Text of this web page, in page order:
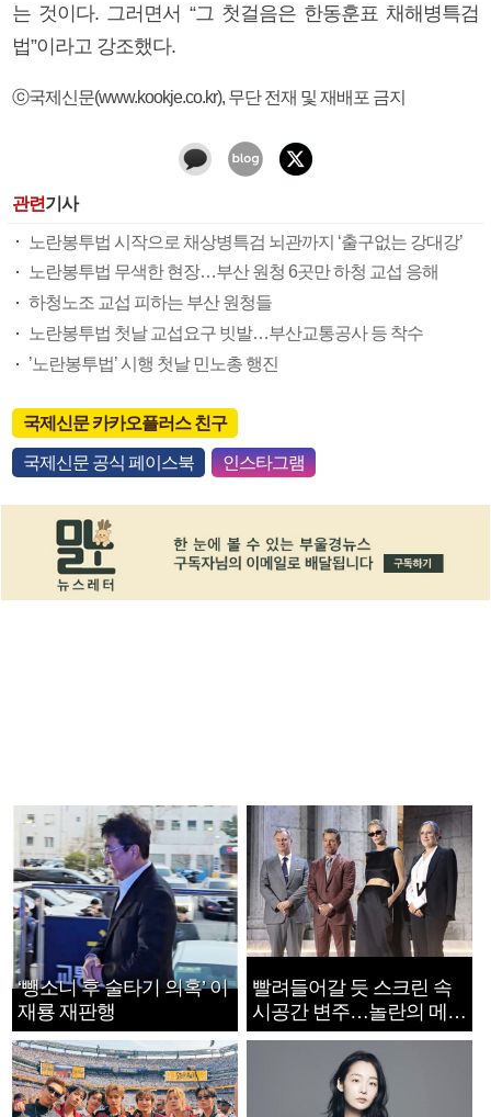
는 것이다. 그러면서 “그 첫걸음은 한동훈표 채해병특검
법”이라고 강조했다.
ⓒ국제신문(www.kookje.co.kr), 무단 전재 및 재배포 금지
관련기사
노란봉투법 시작으로 채상병특검 뇌관까지 ‘출구없는 강대강’
노란봉투법 무색한 현장…부산 원청 6곳만 하청 교섭 응해
하청노조 교섭 피하는 부산 원청들
노란봉투법 첫날 교섭요구 빗발…부산교통공사 등 착수
’노란봉투법’ 시행 첫날 민노총 행진
국제신문 카카오플러스 친구
국제신문 공식 페이스북 인스타그램
‘뺑소니 후 술타기 의혹’ 이
재룡 재판행
빨려들어갈 듯 스크린 속
시공간 변주…놀란의 메시
지는 ‘전쟁 속죄’